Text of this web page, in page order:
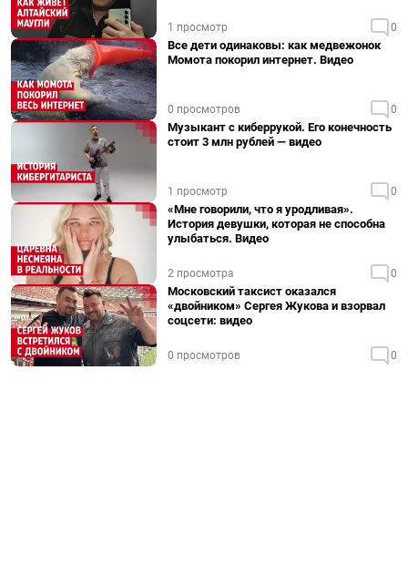
1 просмотр 0
Все дети одинаковы: как медвежонок
Момота покорил интернет. Видео
0 просмотров 0
Музыкант с киберрукой. Его конечность
стоит 3 млн рублей — видео
1 просмотр 0
«Мне говорили, что я уродливая».
История девушки, которая не способна
улыбаться. Видео
2 просмотра 0
Московский таксист оказался
«двойником» Сергея Жукова и взорвал
соцсети: видео
0 просмотров 0